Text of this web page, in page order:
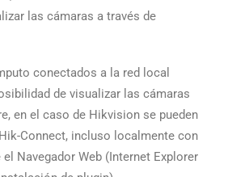
las cámaras a través de
conectados a la red local
de visualizar las cámaras
en el caso de Hikvision se pueden
Connect, incluso localmente con
el Navegador Web (Internet Explorer